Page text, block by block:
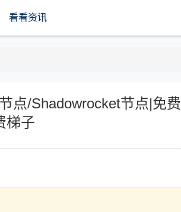
看看资讯
点/Shadowrocket节点|免费
梯子